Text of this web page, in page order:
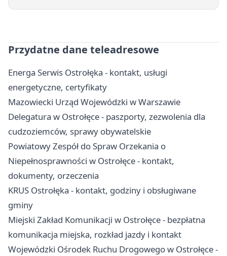
Przydatne dane teleadresowe
Energa Serwis Ostrołęka - kontakt, usługi
energetyczne, certyfikaty
Mazowiecki Urząd Wojewódzki w Warszawie
Delegatura w Ostrołęce - paszporty, zezwolenia dla
cudzoziemców, sprawy obywatelskie
Powiatowy Zespół do Spraw Orzekania o
Niepełnosprawności w Ostrołęce - kontakt,
dokumenty, orzeczenia
KRUS Ostrołęka - kontakt, godziny i obsługiwane
gminy
Miejski Zakład Komunikacji w Ostrołęce - bezpłatna
komunikacja miejska, rozkład jazdy i kontakt
Wojewódzki Ośrodek Ruchu Drogowego w Ostrołęce -